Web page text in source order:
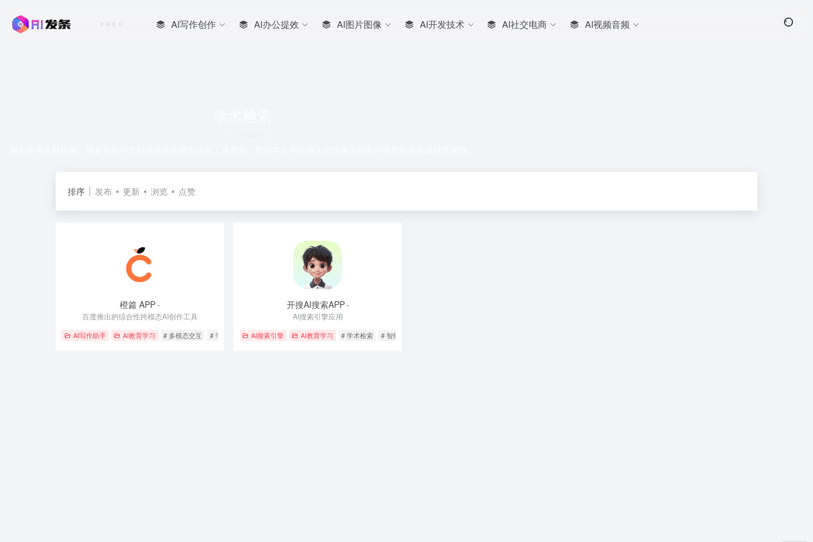
AI写作创作 AI办公提效 AI图片图像 AI开发技术 AI社交电商 AI视频音频
排序 发布 更新 浏览 点赞
橙篇 APP-
百度推出的综合性跨模态AI创作工具
AI写作助手 AI教育学习 # 多模态交互 # 学术检索 # 长文生成
开搜AI搜索APP-
AI搜索引擎应用
AI搜索引擎 AI教育学习 # 学术检索 # 智能搜索